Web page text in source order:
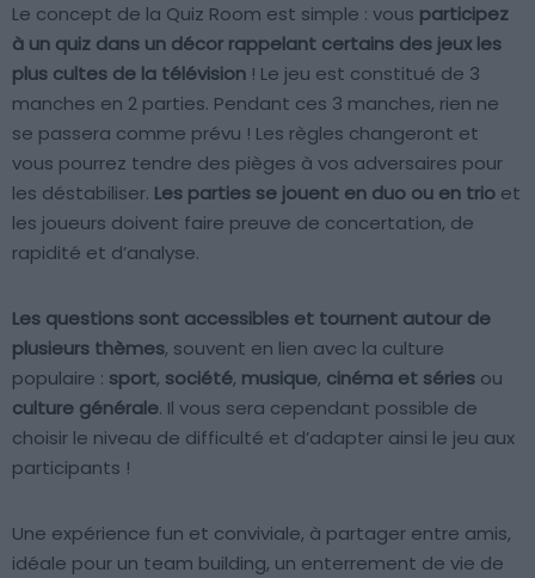
Le concept de la Quiz Room est simple : vous participez
à un quiz dans un décor rappelant certains des jeux les
plus cultes de la télévision ! Le jeu est constitué de 3
manches en 2 parties. Pendant ces 3 manches, rien ne
se passera comme prévu ! Les règles changeront et
vous pourrez tendre des pièges à vos adversaires pour
les déstabiliser. Les parties se jouent en duo ou en trio et
les joueurs doivent faire preuve de concertation, de
rapidité et d’analyse.
Les questions sont accessibles et tournent autour de
plusieurs thèmes, souvent en lien avec la culture
populaire : sport, société, musique, cinéma et séries ou
culture générale. Il vous sera cependant possible de
choisir le niveau de difficulté et d’adapter ainsi le jeu aux
participants !
Une expérience fun et conviviale, à partager entre amis,
idéale pour un team building, un enterrement de vie de